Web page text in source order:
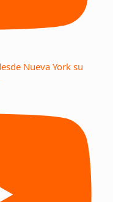
Nueva York su